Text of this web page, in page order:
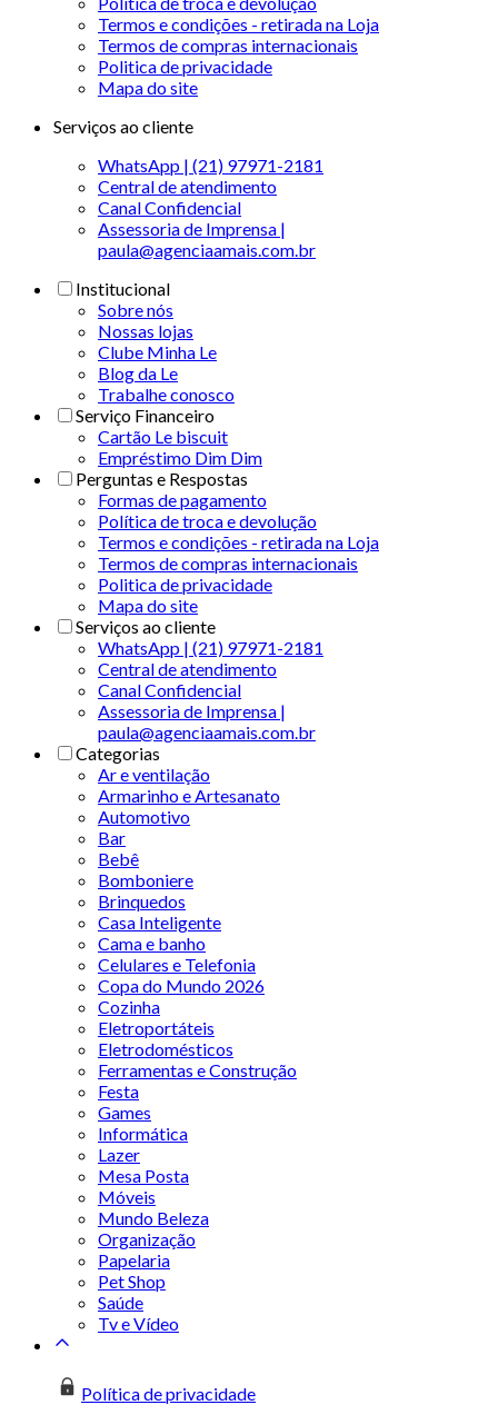
Termos e condições - retirada na Loja
Termos de compras internacionais
Politica de privacidade
Mapa do site
Serviços ao cliente
WhatsApp | (21) 97971-2181
Central de atendimento
Canal Confidencial
Assessoria de Imprensa |
paula@agenciaamais.com.br
Institucional
Sobre nós
Nossas lojas
Clube Minha Le
Blog da Le
Trabalhe conosco
Serviço Financeiro
Cartão Le biscuit
Empréstimo Dim Dim
Perguntas e Respostas
Formas de pagamento
Política de troca e devolução
Termos e condições - retirada na Loja
Termos de compras internacionais
Politica de privacidade
Mapa do site
Serviços ao cliente
WhatsApp | (21) 97971-2181
Central de atendimento
Canal Confidencial
Assessoria de Imprensa |
paula@agenciaamais.com.br
Categorias
Ar e ventilação
Armarinho e Artesanato
Automotivo
Bar
Bebê
Bomboniere
Brinquedos
Casa Inteligente
Cama e banho
Celulares e Telefonia
Copa do Mundo 2026
Cozinha
Eletroportáteis
Eletrodomésticos
Ferramentas e Construção
Festa
Games
Informática
Lazer
Mesa Posta
Móveis
Mundo Beleza
Organização
Papelaria
Pet Shop
Saúde
Tv e Vídeo
Política de privacidade